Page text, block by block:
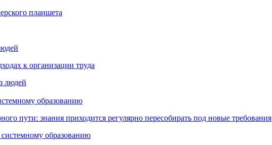
планшета
к организации труда
образованию
пути: знания приходится регулярно пересобирать под новые требования